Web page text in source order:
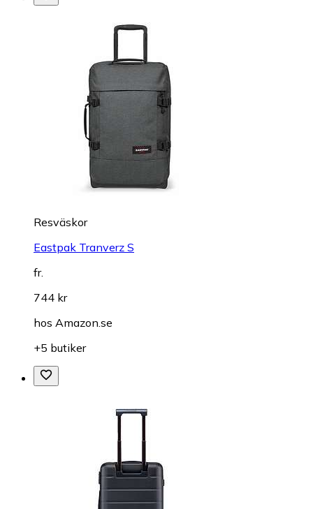
Resväskor
Eastpak Tranverz S
fr.
744 kr
hos Amazon.se
+5 butiker